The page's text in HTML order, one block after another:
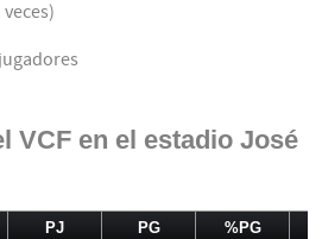
veces)
VCF en el estadio José
PJ PG
%PG